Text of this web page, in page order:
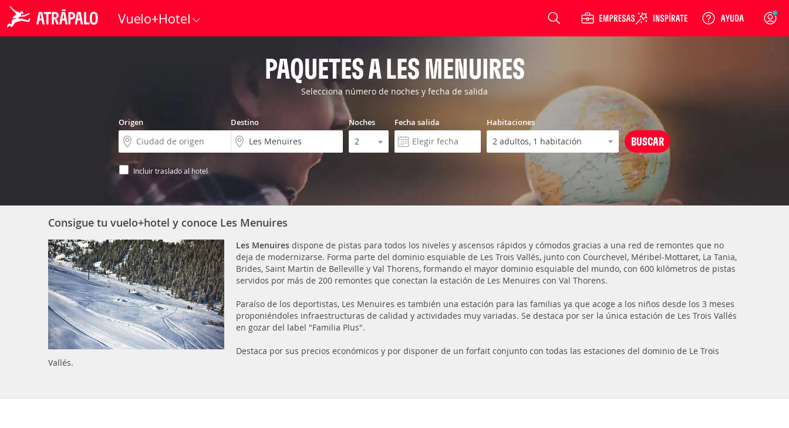
Vuelo+Hotel Login
PAQUETES A LES MENUIRES
Selecciona número de noches y fecha de salida
Origen Destino Noches Fecha salida Habitaciones
Incluir traslado al hotel
Consigue tu vuelo+hotel y conoce Les Menuires
Les Menuires dispone de pistas para todos los niveles y ascensos rápidos y cómodos gracias a una red de remontes que no
deja de modernizarse. Forma parte del dominio esquiable de Les Trois Vallés, junto con Courchevel, Méribel-Mottaret, La Tania,
Brides, Saint Martin de Belleville y Val Thorens, formando el mayor dominio esquiable del mundo, con 600 kilómetros de pistas
servidos por más de 200 remontes que conectan la estación de Les Menuires con Val Thorens.
Paraíso de los deportistas, Les Menuires es también una estación para las familias ya que acoge a los niños desde los 3 meses
proponiéndoles infraestructuras de calidad y actividades muy variadas. Se destaca por ser la única estación de Les Trois Vallés
en gozar del label "Familia Plus".
Destaca por sus precios económicos y por disponer de un forfait conjunto con todas las estaciones del dominio de Le Trois
Vallés.